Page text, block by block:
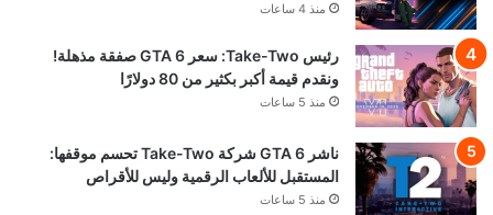
منذ 4 ساعات
رئيس Take-Two: سعر GTA 6 صفقة مذهلة!
ونقدم قيمة أكبر بكثير من 80 دولارًا
منذ 5 ساعات
ناشر GTA 6 شركة Take-Two تحسم موقفها:
المستقبل للألعاب الرقمية وليس للأقراص
منذ 5 ساعات